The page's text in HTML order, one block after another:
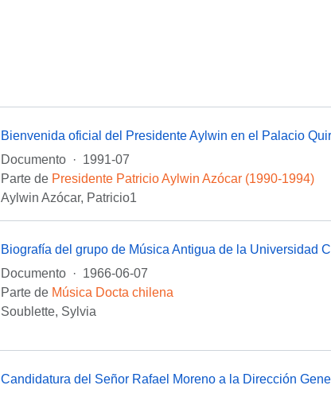
Documento
· 1991-07
Parte de Presidente Patricio Aylwin Azócar (1990-1994)
Aylwin Azócar, Patricio1
Documento
· 1966-06-07
Parte de Música Docta chilena
Soublette, Sylvia